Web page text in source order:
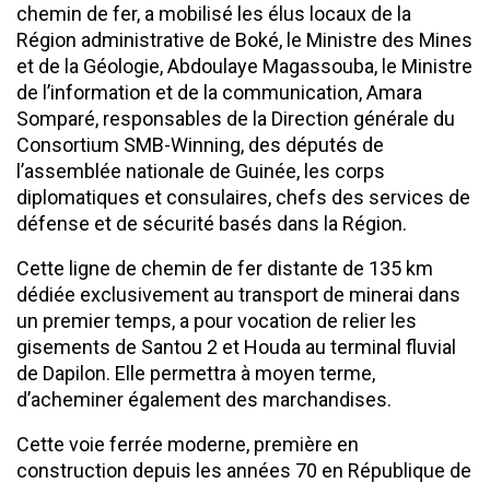
chemin de fer, a mobilisé les élus locaux de la
Région administrative de Boké, le Ministre des Mines
et de la Géologie, Abdoulaye Magassouba, le Ministre
de l’information et de la communication, Amara
Somparé, responsables de la Direction générale du
Consortium SMB-Winning, des députés de
l’assemblée nationale de Guinée, les corps
diplomatiques et consulaires, chefs des services de
défense et de sécurité basés dans la Région.
Cette ligne de chemin de fer distante de 135 km
dédiée exclusivement au transport de minerai dans
un premier temps, a pour vocation de relier les
gisements de Santou 2 et Houda au terminal fluvial
de Dapilon. Elle permettra à moyen terme,
d’acheminer également des marchandises.
Cette voie ferrée moderne, première en
construction depuis les années 70 en République de